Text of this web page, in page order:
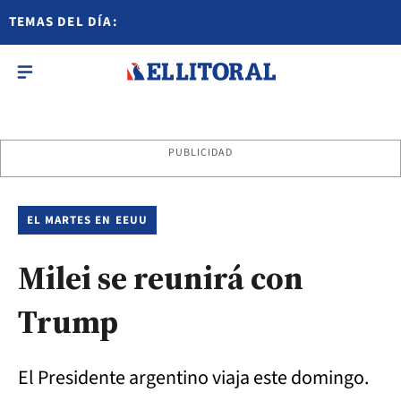
TEMAS DEL DÍA:
PUBLICIDAD
EL MARTES EN EEUU
Milei se reunirá con
Trump
El Presidente argentino viaja este domingo.